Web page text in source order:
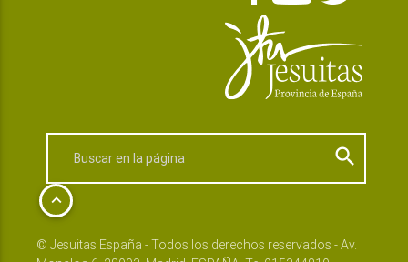
search
keyboard_arrow_up
© Jesuitas España - Todos los derechos reservados - Av.